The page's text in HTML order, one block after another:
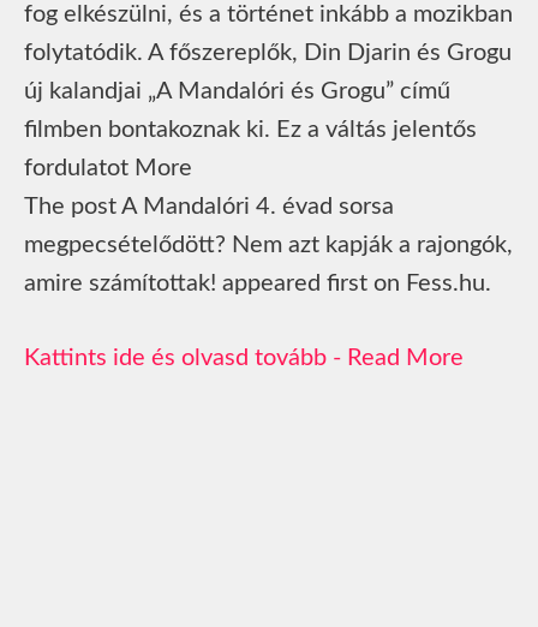
fog elkészülni, és a történet inkább a mozikban
folytatódik. A főszereplők, Din Djarin és Grogu
új kalandjai „A Mandalóri és Grogu” című
filmben bontakoznak ki. Ez a váltás jelentős
fordulatot More
The post A Mandalóri 4. évad sorsa
megpecsételődött? Nem azt kapják a rajongók,
amire számítottak! appeared first on Fess.hu.
Read More